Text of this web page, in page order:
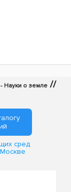
Науки о земле //
сред